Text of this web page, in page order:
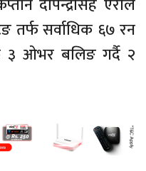
तर्फ सर्वाधिक ६७ रन
३ ओभर बलिङ गर्दै २